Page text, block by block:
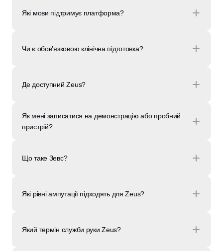
Які мови підтримує платформа?
Чи є обов’язковою клінічна підготовка?
Де доступний Zeus?
Як мені записатися на демонстрацію або пробний
пристрій?
Що таке Зевс?
Які рівні ампутації підходять для Zeus?
Який термін служби руки Zeus?